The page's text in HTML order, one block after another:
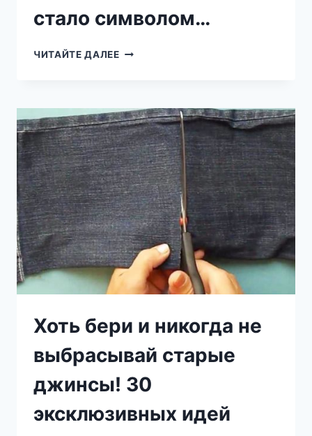
стало символом…
ЧИТАЙТЕ ДАЛЕЕДЛЯ
Я
СОБРАЛА
ЖЕЛУДИ
И
ШИШКИ,
А
СЕСТРА
ВЗЯЛА
ГОРОХ.
ТО,
ЧТО
ВЫШЛО
В
СИМВОЛОМ…
Хоть бери и никогда не
выбрасывай старые
джинсы! 30
эксклюзивных идей